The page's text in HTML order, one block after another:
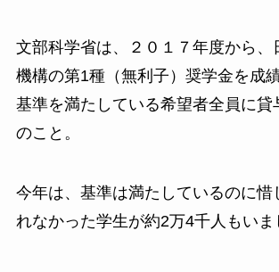
文部科学省は、２０１７年度から、
機構の第1種（無利子）奨学金を成
基準を満たしている希望者全員に貸
のこと。
今年は、基準は満たしているのに惜
れなかった学生が約2万4千人もいま